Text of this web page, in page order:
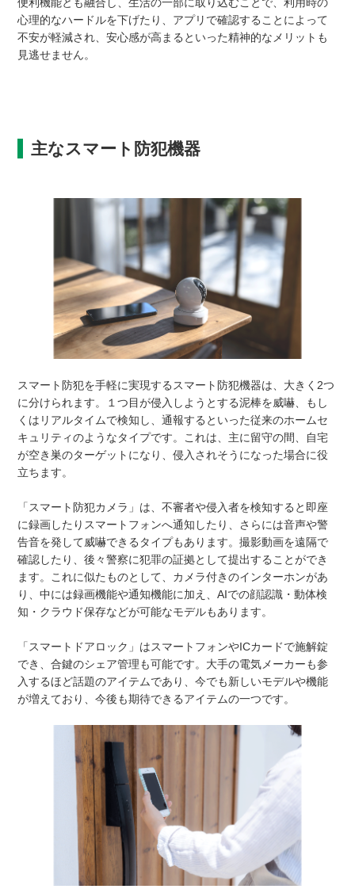
便利機能とも融合し、生活の一部に取り込むことで、利用時の
心理的なハードルを下げたり、アプリで確認することによって
不安が軽減され、安心感が高まるといった精神的なメリットも
見逃せません。
主なスマート防犯機器
スマート防犯を手軽に実現するスマート防犯機器は、大きく2つ
に分けられます。１つ目が侵入しようとする泥棒を威嚇、もし
くはリアルタイムで検知し、通報するといった従来のホームセ
キュリティのようなタイプです。これは、主に留守の間、自宅
が空き巣のターゲットになり、侵入されそうになった場合に役
立ちます。
「スマート防犯カメラ」は、不審者や侵入者を検知すると即座
に録画したりスマートフォンへ通知したり、さらには音声や警
告音を発して威嚇できるタイプもあります。撮影動画を遠隔で
確認したり、後々警察に犯罪の証拠として提出することができ
ます。これに似たものとして、カメラ付きのインターホンがあ
り、中には録画機能や通知機能に加え、AIでの顔認識・動体検
知・クラウド保存などが可能なモデルもあります。
「スマートドアロック」はスマートフォンやICカードで施解錠
でき、合鍵のシェア管理も可能です。大手の電気メーカーも参
入するほど話題のアイテムであり、今でも新しいモデルや機能
が増えており、今後も期待できるアイテムの一つです。